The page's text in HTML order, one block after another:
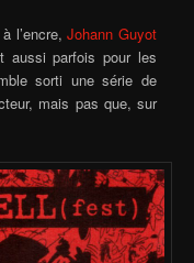
l’encre,Johann Guyot
aussi parfois pour les
sorti une série de
mais pas que, sur